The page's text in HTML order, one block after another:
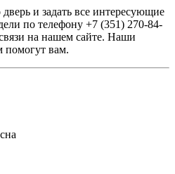
и задать все интересующие
по телефону +7 (351) 270-84-
на нашем сайте. Наши
помогут вам.